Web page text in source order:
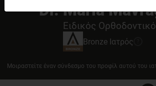
Dr. Maria
Ειδικός
Bronze Ιατρός
Μοιραστείτε έναν σύνδεσμο του προφίλ αυτού του